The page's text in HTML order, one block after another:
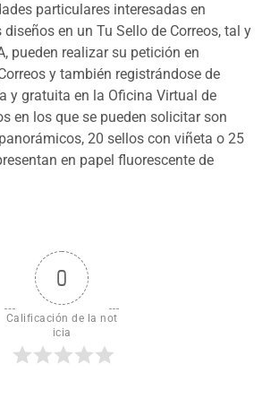
particulares interesadas en
en un Tu Sello de Correos, tal y
pueden realizar su petición en
y también registrándose de
y gratuita en la Oficina Virtual de
en los que se pueden solicitar son
20 sellos con viñeta o 25
en papel fluorescente de
0
Calificación de la not
icia